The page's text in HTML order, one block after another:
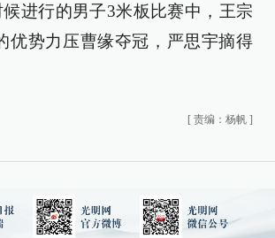
进行的男子3米板比赛中，王宗
优势力压曹缘夺冠，严思宇摘得
[ 责编：杨帆 ]